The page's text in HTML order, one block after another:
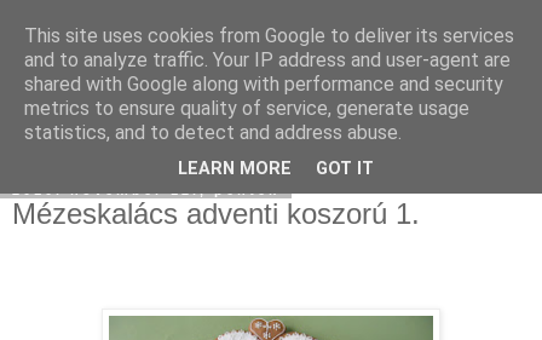
Moha Konyha
Mézeskalács adventi koszorú 1.
This site uses cookies from Google to deliver its services
and to analyze traffic. Your IP address and user-agent are
shared with Google along with performance and security
metrics to ensure quality of service, generate usage
statistics, and to detect and address abuse.
LEARN MORE GOT IT